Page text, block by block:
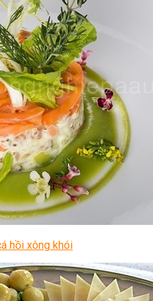
hồi xông khói